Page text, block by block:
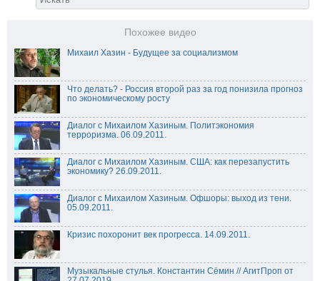
Похожее видео
Михаил Хазин - Будущее за социализмом
Что делать? - Россия второй раз за год понизила прогноз
по экономическому росту
Диалог с Михаилом Хазиным. Политэкономия
терроризма. 06.09.2011.
Диалог с Михаилом Хазиным. США: как перезапустить
экономику? 26.09.2011.
Диалог с Михаилом Хазиным. Офшоры: выход из тени.
05.09.2011.
Кризис похоронит век прогресса. 14.09.2011.
Музыкальные стулья. Константин Сёмин // АгитПроп от